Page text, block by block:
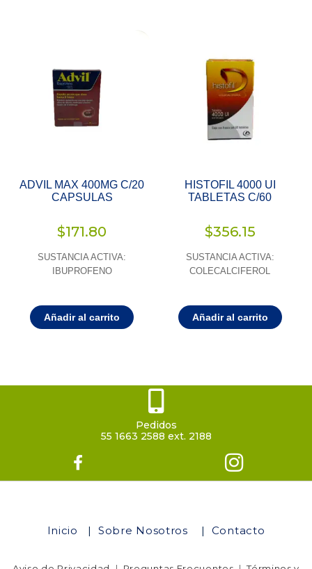
ADVIL MAX 400MG C/20
CAPSULAS
$171.80
SUSTANCIA ACTIVA:
IBUPROFENO
Añadir al carrito
HISTOFIL 4000 UI
TABLETAS C/60
$356.15
SUSTANCIA ACTIVA:
COLECALCIFEROL
Añadir al carrito
Pedidos
55 1663 2588 ext. 2188
Inicio |Sobre Nosotros | Contacto